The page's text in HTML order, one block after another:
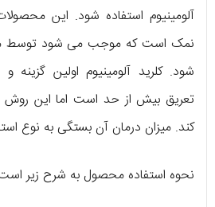
آلومینیوم استفاده شود. این
نمک است که موجب می شود توسط
شود. کلرید آلومینیوم اولین گزینه
تعریق بیش از حد است اما این روش
کند. میزان درمان آن بستگی به نوع
نحوه استفاده محصول به شرح زیر